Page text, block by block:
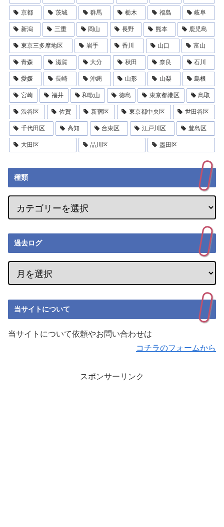
京都 茨城 群馬 栃木 福島 岐阜
新潟 三重 岡山 長野 熊本 鹿児島
東京三多摩地区 岩手 香川 山口 富山
青森 滋賀 大分 秋田 奈良 石川
愛媛 長崎 沖縄 山形 山梨 島根
宮崎 福井 和歌山 徳島 東京都港区 鳥取
渋谷区 佐賀 新宿区 東京都中央区 世田谷区
千代田区 高知 台東区 江戸川区 豊島区
大田区 品川区 墨田区
種類
過去ログ
当サイトについて
当サイトについて依頼やお問い合わせは
コチラのフォームから
スポンサーリンク